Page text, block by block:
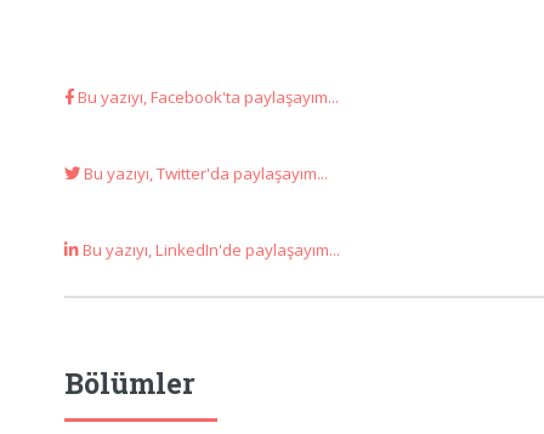
Bu yazıyı, Facebook'ta paylaşayım...
Bu yazıyı, Twitter'da paylaşayım...
Bu yazıyı, LinkedIn'de paylaşayım...
Bölümler